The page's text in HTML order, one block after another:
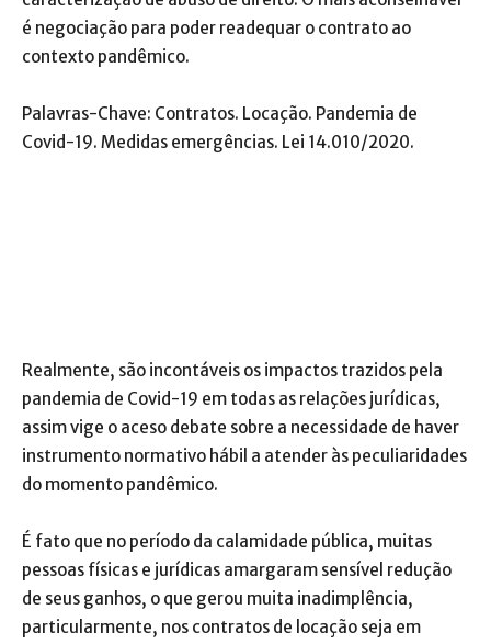
é negociação para poder readequar o contrato ao
contexto pandêmico.
Palavras-Chave: Contratos. Locação. Pandemia de
Covid-19. Medidas emergências. Lei 14.010/2020.
Realmente, são incontáveis os impactos trazidos pela
pandemia de Covid-19 em todas as relações jurídicas,
assim vige o aceso debate sobre a necessidade de haver
instrumento normativo hábil a atender às peculiaridades
do momento pandêmico.
É fato que no período da calamidade pública, muitas
pessoas físicas e jurídicas amargaram sensível redução
de seus ganhos, o que gerou muita inadimplência,
particularmente, nos contratos de locação seja em